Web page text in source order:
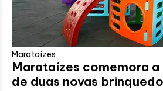
Marataízes
Marataízes comemora a
de duas novas